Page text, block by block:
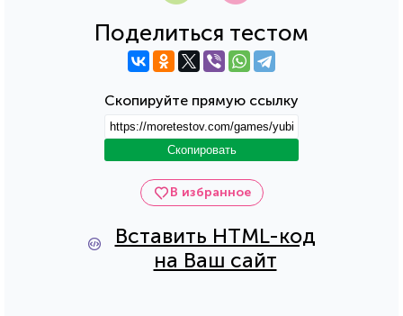
В избранное
Вставить HTML-код
на Ваш сайт
Поделиться тестом
Скопируйте прямую ссылку
Скопировать